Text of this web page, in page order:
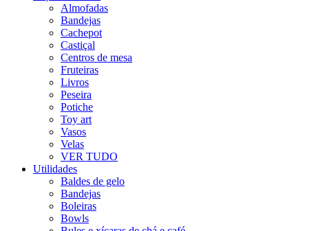
Almofadas
Bandejas
Cachepot
Castiçal
Centros de mesa
Fruteiras
Livros
Peseira
Potiche
Toy art
Vasos
Velas
VER TUDO
Utilidades
Baldes de gelo
Bandejas
Boleiras
Bowls